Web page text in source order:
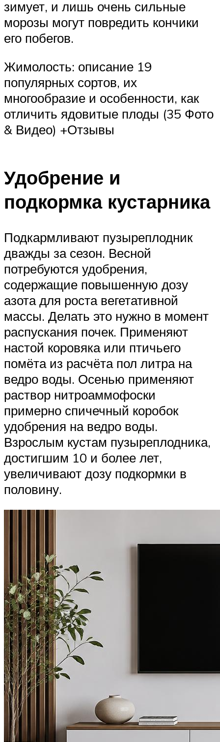
зимует, и лишь очень сильные
морозы могут повредить кончики
его побегов.
Жимолость: описание 19
популярных сортов, их
многообразие и особенности, как
отличить ядовитые плоды (35 Фото
& Видео) +Отзывы
Удобрение и
подкормка кустарника
Подкармливают пузыреплодник
дважды за сезон. Весной
потребуются удобрения,
содержащие повышенную дозу
азота для роста вегетативной
массы. Делать это нужно в момент
распускания почек. Применяют
настой коровяка или птичьего
помёта из расчёта пол литра на
ведро воды. Осенью применяют
раствор нитроаммофоски
примерно спичечный коробок
удобрения на ведро воды.
Взрослым кустам пузыреплодника,
достигшим 10 и более лет,
увеличивают дозу подкормки в
половину.